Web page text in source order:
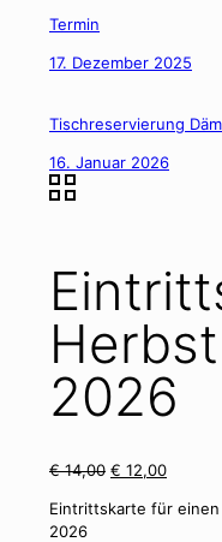
Termin
17. Dezember 2025
Tischreservierung
16. Januar 2026
2026
€14,00 Ursprünglicher
war:
€ 12,00Aktueller
ist:
Eintrittskarte für
2026